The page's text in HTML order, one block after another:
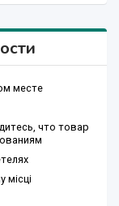
месте
что товар
місці